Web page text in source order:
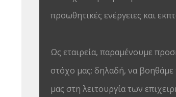
προωθητικές ενέργειες και
Ως εταιρεία, παραμένουμε
στόχο μας: δηλαδή, να βοηθάμε
μας στη λειτουργία των